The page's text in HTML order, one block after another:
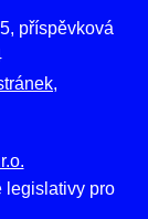
příspěvková
legislativy pro